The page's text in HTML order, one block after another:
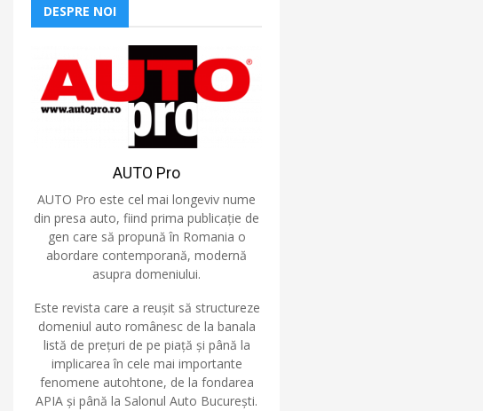
DESPRE NOI
AUTO Pro
AUTO Pro este cel mai longeviv nume
din presa auto, fiind prima publicație de
gen care să propună în Romania o
abordare contemporană, modernă
asupra domeniului.
Este revista care a reușit să structureze
domeniul auto românesc de la banala
listă de prețuri de pe piață și până la
implicarea în cele mai importante
fenomene autohtone, de la fondarea
APIA și până la Salonul Auto București.